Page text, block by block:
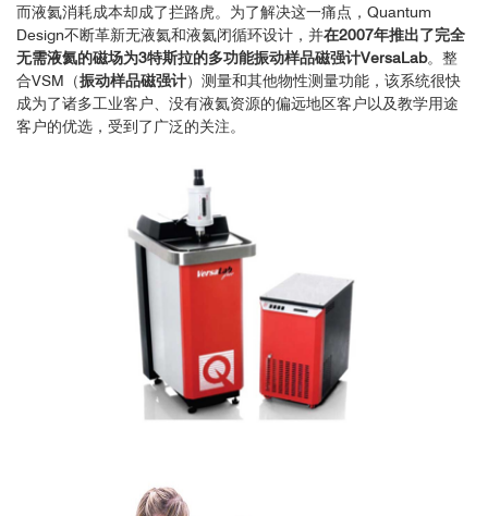
而液氦消耗成本却成了拦路虎。为了解决这一痛点，Quantum
Design不断革新无液氦和液氦闭循环设计，并在2007年推出了完全
无需液氦的磁场为3特斯拉的多功能振动样品磁强计VersaLab。整
合VSM（振动样品磁强计）测量和其他物性测量功能，该系统很快
成为了诸多工业客户、没有液氦资源的偏远地区客户以及教学用途
客户的优选，受到了广泛的关注。